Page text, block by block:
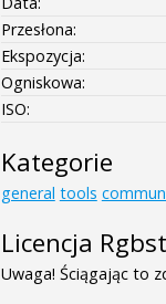
Przesłona:
Ekspozycja:
Ogniskowa:
ISO:
Kategorie
general tools
Licencja
Uwaga! Ściągając to